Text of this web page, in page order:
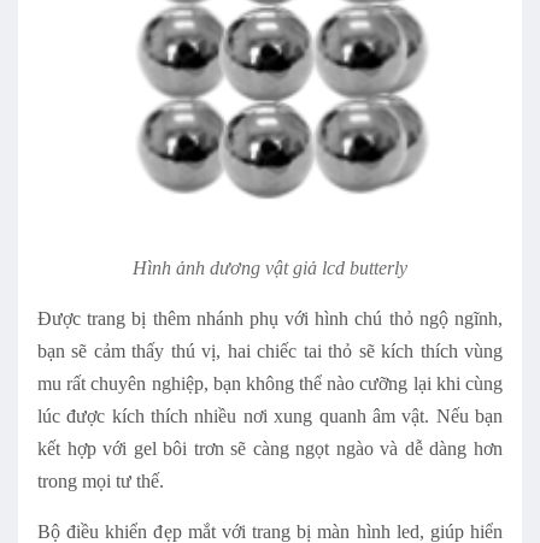
Hình ảnh dương vật giả lcd butterly
Được trang bị thêm nhánh phụ với hình chú thỏ ngộ ngĩnh,
bạn sẽ cảm thấy thú vị, hai chiếc tai thỏ sẽ kích thích vùng
mu rất chuyên nghiệp, bạn không thể nào cưỡng lại khi cùng
lúc được kích thích nhiều nơi xung quanh âm vật. Nếu bạn
kết hợp với gel bôi trơn sẽ càng ngọt ngào và dễ dàng hơn
trong mọi tư thế.
Bộ điều khiển đẹp mắt với trang bị màn hình led, giúp hiển